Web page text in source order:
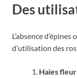
Des
L’absence
d’utilisation des
Haies